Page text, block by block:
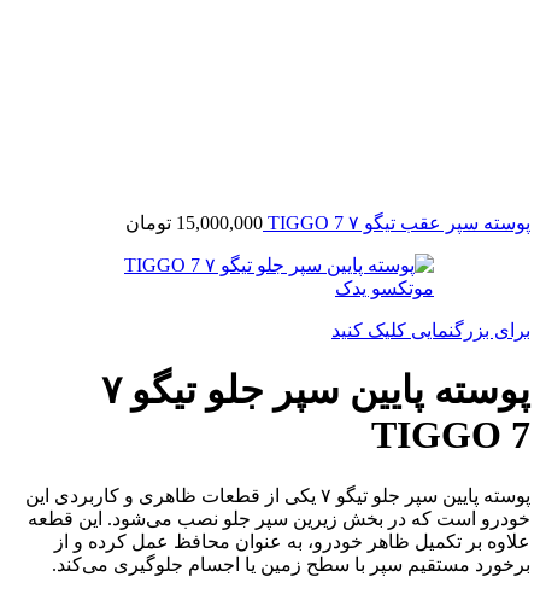
پوسته سپر عقب تیگو ۷ TIGGO 7 15,000,000 تومان
برای بزرگنمایی کلیک کنید
پوسته پایین سپر جلو تیگو ۷
TIGGO 7
پوسته پایین سپر جلو تیگو ۷ یکی از قطعات ظاهری و کاربردی این
خودرو است که در بخش زیرین سپر جلو نصب می‌شود. این قطعه
علاوه بر تکمیل ظاهر خودرو، به عنوان محافظ عمل کرده و از
برخورد مستقیم سپر با سطح زمین یا اجسام جلوگیری می‌کند.